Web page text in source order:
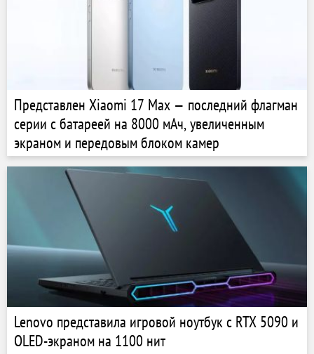
Представлен Xiaomi 17 Max — последний флагман
серии с батареей на 8000 мАч, увеличенным
экраном и передовым блоком камер
Lenovo представила игровой ноутбук с RTX 5090 и
OLED-экраном на 1100 нит